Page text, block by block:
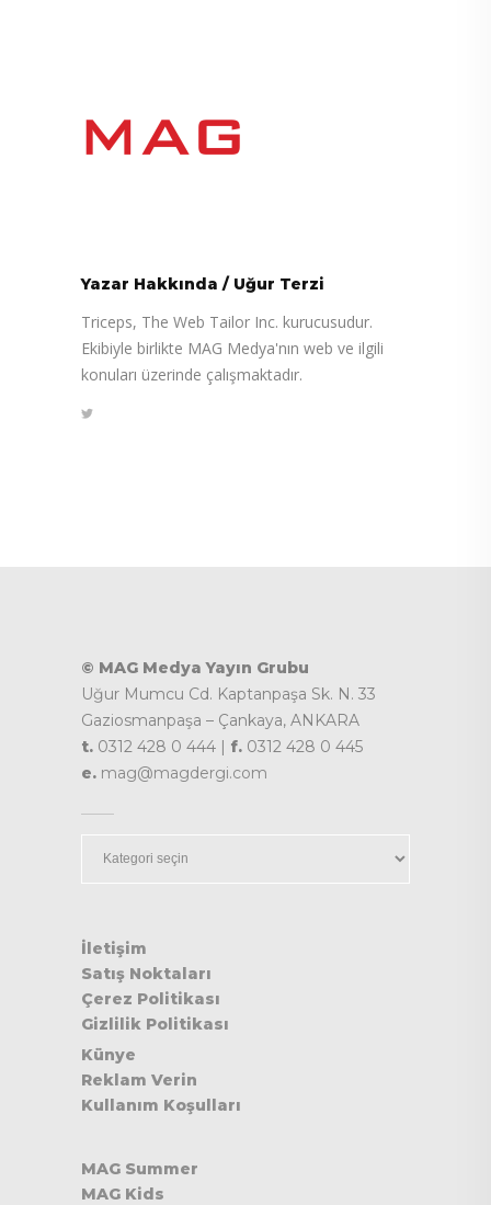
Yazar Hakkında / Uğur Terzi
Triceps, The Web Tailor Inc. kurucusudur.
Ekibiyle birlikte MAG Medya'nın web ve ilgili
konuları üzerinde çalışmaktadır.
© MAG Medya Yayın Grubu
Uğur Mumcu Cd. Kaptanpaşa Sk. N. 33
Gaziosmanpaşa – Çankaya, ANKARA
t. 0312 428 0 444 | f. 0312 428 0 445
e. mag@magdergi.com
İletişim
Satış Noktaları
Çerez Politikası
Gizlilik Politikası
Künye
Reklam Verin
Kullanım Koşulları
MAG Summer
MAG Kids